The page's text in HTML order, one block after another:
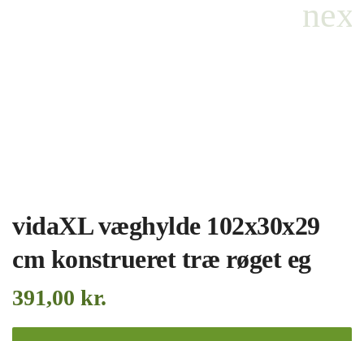
vidaXL væghylde 102x30x29
cm konstrueret træ røget eg
391,00 kr.